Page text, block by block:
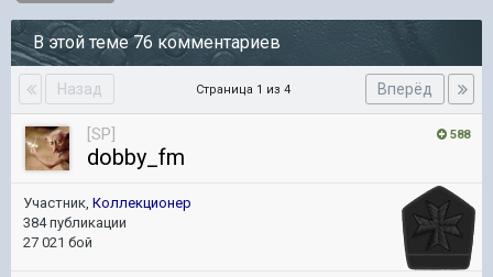
В этой теме 76 комментариев
Назад Вперёд
Страница 1 из 4
588
[SP]
dobby_fm
Участник, Коллекционер
384 публикации
27 021 бой